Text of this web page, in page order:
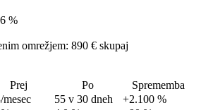
%
omrežjem: 890 € skupaj
Prej Po
Sprememba
mesec 55 v 30 dneh
+2.100 %